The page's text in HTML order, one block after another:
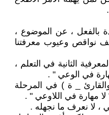
بالفعل ، عن الموضوع ،
نواقص وعيوب معرفتنا
الثانية في التعلم ،
في الوعي " .
_ ة ) في المرحلة
" لا مهارة في اللاوعي " .
، لا نعرف ما نجهله .